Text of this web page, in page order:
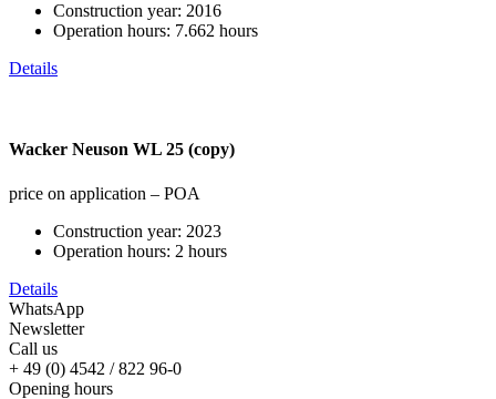
Construction year: 2016
Operation hours: 7.662 hours
Details
Wacker Neuson WL 25 (copy)
price on application – POA
Construction year: 2023
Operation hours: 2 hours
Details
WhatsApp
Newsletter
Call us
+ 49 (0) 4542 / 822 96-0
Opening hours